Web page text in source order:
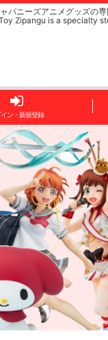
パニーズアニメグッズの
Zipangu is a specialty
イン・新規登録